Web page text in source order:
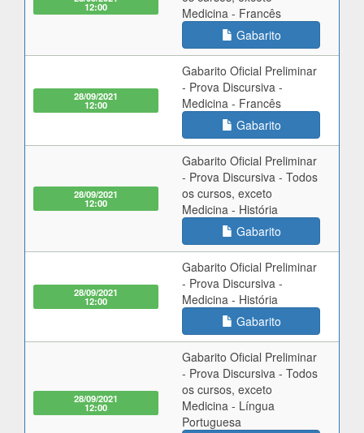
12:00
Medicina - Francês
Gabarito
28/09/2021
12:00
Gabarito Oficial Preliminar
- Prova Discursiva -
Medicina - Francês
Gabarito
28/09/2021
12:00
Gabarito Oficial Preliminar
- Prova Discursiva - Todos
os cursos, exceto
Medicina - História
Gabarito
28/09/2021
12:00
Gabarito Oficial Preliminar
- Prova Discursiva -
Medicina - História
Gabarito
28/09/2021
12:00
Gabarito Oficial Preliminar
- Prova Discursiva - Todos
os cursos, exceto
Medicina - Língua
Portuguesa